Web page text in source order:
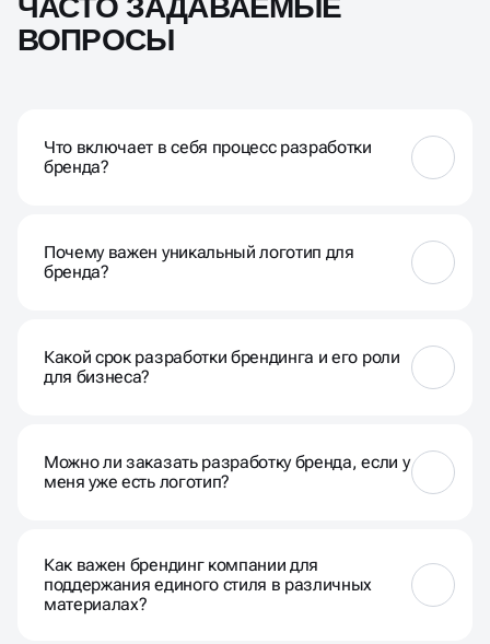
ЧАСТО ЗАДАВАЕМЫЕ
ВОПРОСЫ
Что включает в себя процесс разработки
бренда?
разработку шрифтов, формирование стиля
общения и создание брендбука.
Почему важен уникальный логотип для
бренда?
создавая узнаваемость и доверие у целевой
аудитории.
Какой срок разработки брендинга и его роли
для бизнеса?
недель. Роль — обеспечить единообразие и
последовательность в использовании элементов
Можно ли заказать разработку бренда, если у
меня уже есть логотип?
цветовая гамма, шрифты и стиль общения.
Как важен брендинг компании для
поддержания единого стиля в различных
материалах?